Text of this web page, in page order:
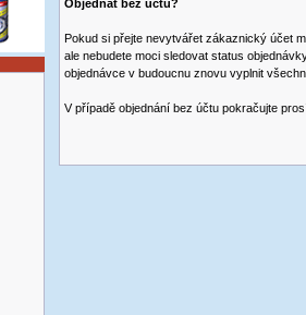
Objednat bez účtu?
Pokud si přejte nevytvářet zákaznický účet
ale nebudete moci sledovat status
objednávce v budoucnu znovu vyplnit
V případě objednání bez účtu pokračujte